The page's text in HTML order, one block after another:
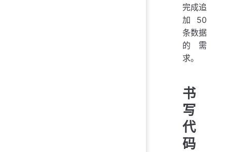
完成追
加 50
条数据
的需
求。
书
写
代
码